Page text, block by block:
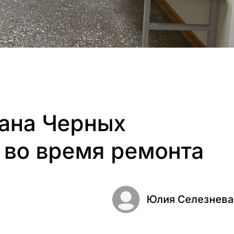
Черных
время ремонта
Юлия Селезнева